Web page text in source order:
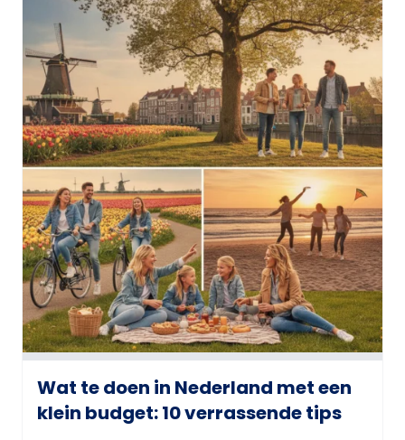
Wat te doen in Nederland met een
klein budget: 10 verrassende tips